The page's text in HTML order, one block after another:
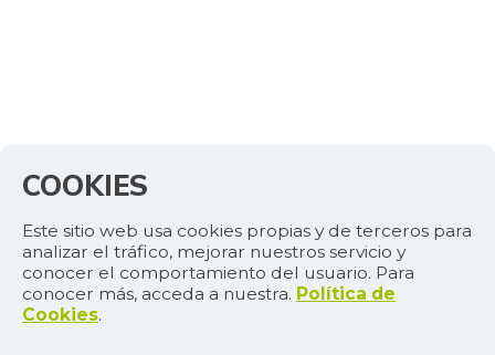
COOKIES
Este sitio web usa cookies propias y de terceros para
analizar el tráfico, mejorar nuestros servicio y
conocer el comportamiento del usuario. Para
conocer más, acceda a nuestra. Política de
Cookies.